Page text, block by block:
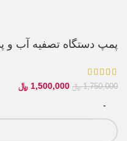
پمپ دستگاه تصفیه آب و
1,750,000 ﷼ 1,500,000 ﷼